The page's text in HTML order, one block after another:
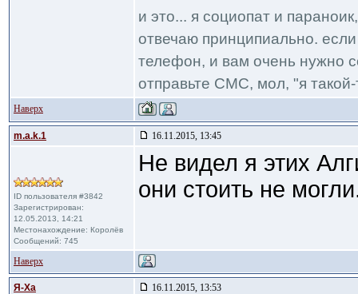
и это... я социопат и
отвечаю принципиально.
телефон, и вам очень нужно
отправьте СМС, мол, "я такой-
Наверх
m.a.k.1 16.11.2015, 13:45
ID пользователя #3842
Зарегистрирован:
12.05.2013, 14:21
Местонахождение: Королёв
Сообщений: 745
Не видел я этих
они стоить не
Наверх
Я-Ха 16.11.2015, 13:53